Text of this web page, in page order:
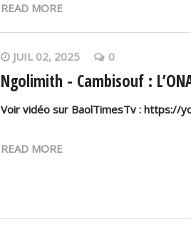
READ MORE
JUIL 02, 2025 0
Ngolimith - Cambisouf :
Voir vidéo sur BaolTimesTv : https://
READ MORE